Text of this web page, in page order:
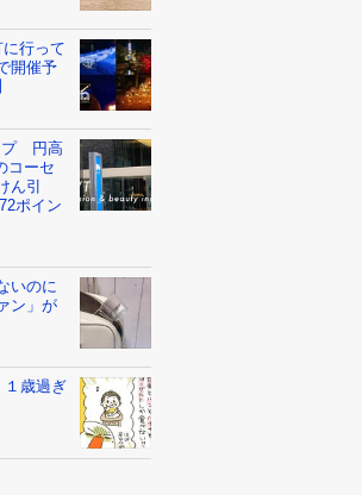
に行って
開催予
プ 円高
コーセ
ん引
ポイン
いのに
ン」が
１歳過ぎ